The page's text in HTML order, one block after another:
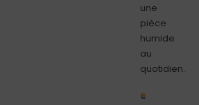
une
pièce
humide
au
quotidien.